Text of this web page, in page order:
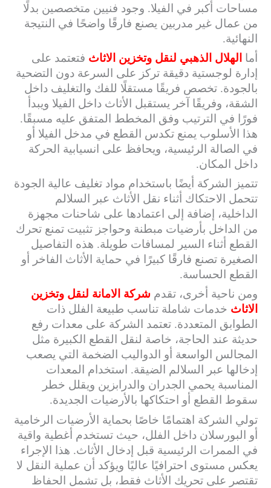
مساحات أكبر في الفيلا. وجود فنيين متخصصين بدلًا
من عمال غير مدربين يصنع فارقًا واضحًا في النتيجة
النهائية.
أما الهلال الذهبي لنقل وتخزين الاثاث فتعتمد على
إدارة لوجستية دقيقة تركز على السرعة دون التضحية
بالجودة. تخصص فريقًا مستقلًا للفك والتغليف داخل
الشقة، وفريقًا آخر يستقبل الأثاث داخل الفيلا ويبدأ
فورًا في الترتيب وفق المخطط المتفق عليه مسبقًا.
هذا الأسلوب يمنع تكدس القطع في مدخل الفيلا أو
في الصالة الرئيسية، ويحافظ على انسيابية الحركة
داخل المكان.
تتميز الشركة أيضًا باستخدام مواد تغليف عالية الجودة
تتحمل الاحتكاك أثناء نقل الأثاث عبر السلالم
الداخلية، إضافة إلى اعتمادها على شاحنات مجهزة
من الداخل بأرضيات مبطنة وحواجز تثبيت تمنع تحرك
القطع أثناء السير لمسافات طويلة. هذه التفاصيل
الصغيرة تصنع فارقًا كبيرًا في حماية الأثاث الفاخر أو
القطع الحساسة.
ومن ناحية أخرى، تقدمشركة الامانة لنقل وتخزين
الاثاث خدمات شاملة تناسب طبيعة الفلل ذات
الطوابق المتعددة. تعتمد الشركة على معدات رفع
حديثة عند الحاجة، خاصة لنقل القطع الكبيرة مثل
المجالس الواسعة أو الدواليب الضخمة التي يصعب
إدخالها عبر السلالم الضيقة. استخدام المعدات
المناسبة يحمي الجدران والدرابزين ويقلل خطر
سقوط القطع أو احتكاكها بالأرضيات الجديدة.
تولي الشركة اهتمامًا خاصًا بحماية الأرضيات الرخامية
أو البورسلان داخل الفلل، حيث تستخدم أغطية واقية
في الممرات الرئيسية قبل إدخال الأثاث. هذا الإجراء
يعكس مستوى احترافيًا عاليًا ويؤكد أن عملية النقل لا
تقتصر على تحريك الأثاث فقط، بل تشمل الحفاظ